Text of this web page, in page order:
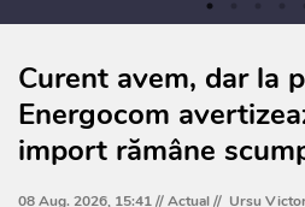
Curent avem, dar la
Energocom
import rămâne
08 Aug. 2026, 15:41 //Actual// Ursu